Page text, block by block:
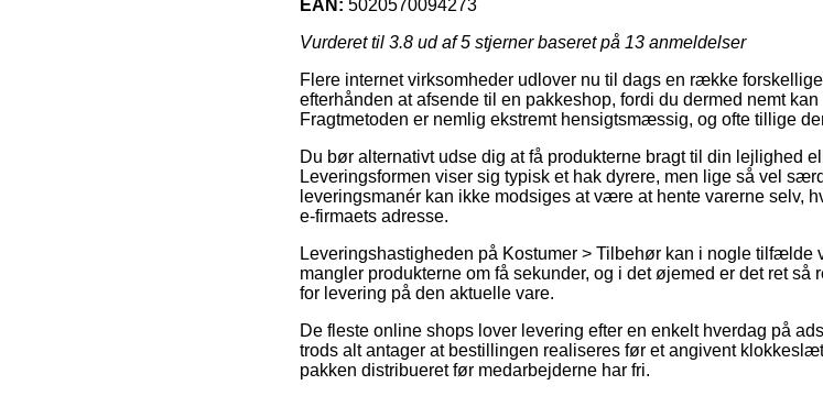
EAN: 5020570094273
Vurderet til 3.8 ud af 5 stjerner baseret på 13 anmeldelser
Flere internet virksomheder udlover nu til dags en række
efterhånden at afsende til en pakkeshop, fordi du dermed nemt
Fragtmetoden er nemlig ekstremt hensigtsmæssig, og ofte tillige
Du bør alternativt udse dig at få produkterne bragt til din lejlighed
Leveringsformen viser sig typisk et hak dyrere, men lige så vel
leveringsmanér kan ikke modsiges at være at hente varerne selv,
e-firmaets adresse.
Leveringshastigheden på Kostumer > Tilbehør kan i nogle
mangler produkterne om få sekunder, og i det øjemed er det ret
for levering på den aktuelle vare.
De fleste online shops lover levering efter en enkelt hverdag på
trods alt antager at bestillingen realiseres før et angivent
pakken distribueret før medarbejderne har fri.